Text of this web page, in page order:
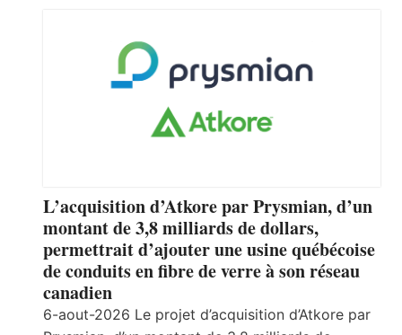
L’acquisition d’Atkore par Prysmian, d’un
montant de 3,8 milliards de dollars,
permettrait d’ajouter une usine québécoise
de conduits en fibre de verre à son réseau
canadien
6-aout-2026 Le projet d’acquisition d’Atkore par